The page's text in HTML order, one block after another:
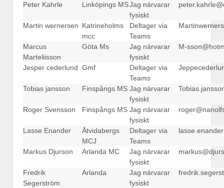
Peter Kahrle Linköpings MSJag närvarar
fysiskt
Martin wernersen Katrineholms
mcc
Deltager via
Teams
Marcus
Marteliisson
Göta Ms
Jag närvarar
fysiskt
M-
Jesper cederlund Gmf
Deltager via
Teams
Tobias jansson Finspångs MS Jag närvarar
fysiskt
Roger Svensson Finspångs MS Jag närvarar
fysiskt
Lasse Enander
Åtvidabergs
MCJ
Deltager via
Teams
Markus Djurson Arlanda MC
Jag närvarar
fysiskt
Fredrik
Segerström
Arlanda
Jag närvarar
fysiskt